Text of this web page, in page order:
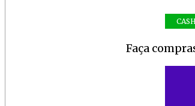
Faça